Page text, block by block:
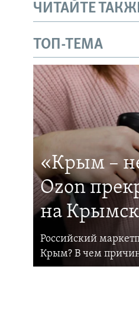
ЧИТАЙТЕ
ТОП-ТЕМА
«Крым –
Ozon
на
Российский
Крым? В чем